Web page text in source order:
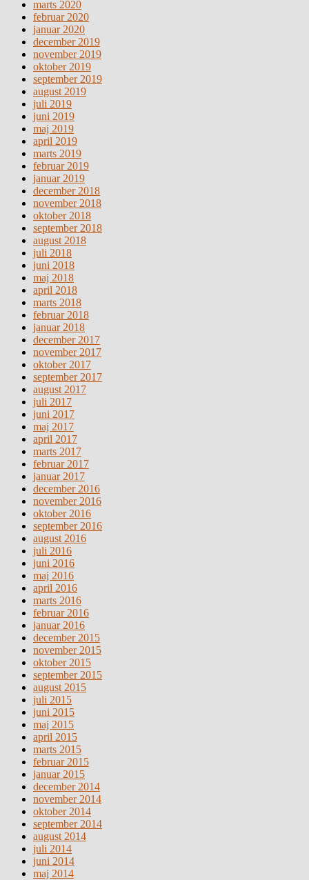
marts 2020
februar 2020
januar 2020
december 2019
november 2019
oktober 2019
september 2019
august 2019
juli 2019
juni 2019
maj 2019
april 2019
marts 2019
februar 2019
januar 2019
december 2018
november 2018
oktober 2018
september 2018
august 2018
juli 2018
juni 2018
maj 2018
april 2018
marts 2018
februar 2018
januar 2018
december 2017
november 2017
oktober 2017
september 2017
august 2017
juli 2017
juni 2017
maj 2017
april 2017
marts 2017
februar 2017
januar 2017
december 2016
november 2016
oktober 2016
september 2016
august 2016
juli 2016
juni 2016
maj 2016
april 2016
marts 2016
februar 2016
januar 2016
december 2015
november 2015
oktober 2015
september 2015
august 2015
juli 2015
juni 2015
maj 2015
april 2015
marts 2015
februar 2015
januar 2015
december 2014
november 2014
oktober 2014
september 2014
august 2014
juli 2014
juni 2014
maj 2014